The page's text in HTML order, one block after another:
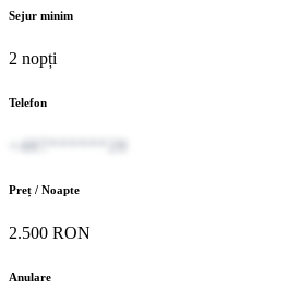
Sejur minim
2 nopți
Telefon
+407******20
Preț / Noapte
2.500 RON
Anulare